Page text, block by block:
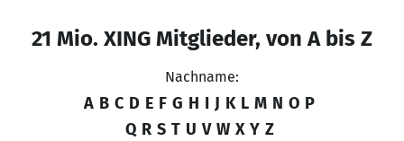
21 Mio. XING Mitglieder, von A bis Z
Nachname:
A B C D E F G H I J K L M N O P
Q R S T U V W X Y Z